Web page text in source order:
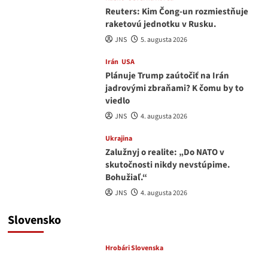
Reuters: Kim Čong-un rozmiestňuje
raketovú jednotku v Rusku.
JNS 5. augusta 2026
Irán USA
Plánuje Trump zaútočiť na Irán
jadrovými zbraňami? K čomu by to
viedlo
JNS 4. augusta 2026
Ukrajina
Zalužnyj o realite: „Do NATO v
skutočnosti nikdy nevstúpime.
Bohužiaľ.“
JNS 4. augusta 2026
Slovensko
Hrobári Slovenska